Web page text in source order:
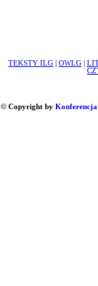
TEKSTY ILG OWLG
© Copyright by Konferencja